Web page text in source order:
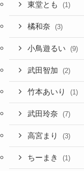
東堂とも (1)
橘和奈 (3)
小鳥遊るい (9)
武田智加 (2)
竹本あいり (1)
武田玲奈 (7)
高宮まり (3)
ちーまき (1)